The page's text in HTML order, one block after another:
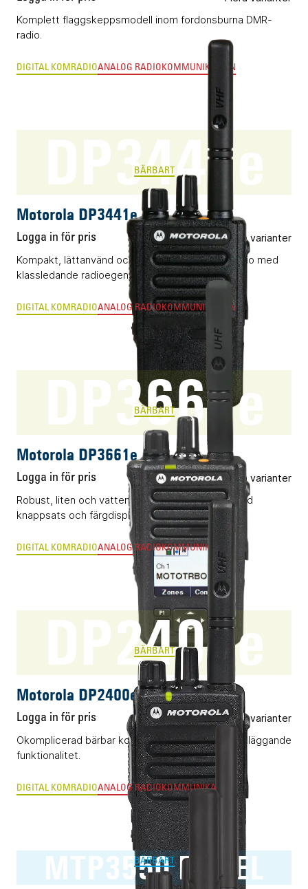
Komplett flaggskeppsmodell inom fordonsburna DMR-
radio.
DIGITAL KOMRADIOANALOG RADIOKOMMUNIKATION
DP3441e
BÄRBART
Motorola DP3441e
Logga in för pris Flera varianter
Kompakt, lättanvänd och vattentät DMR-komradio med
klassledande radioegenskaper och byggkvalitet.
DIGITAL KOMRADIOANALOG RADIOKOMMUNIKATION
DP3661e
BÄRBART
Motorola DP3661e
Logga in för pris Flera varianter
Robust, liten och vattentålig komradio (DMR) med
knappsats och färgdisplay.
DIGITAL KOMRADIOANALOG RADIOKOMMUNIKATION
DP2400e
BÄRBART
Motorola DP2400e
Logga in för pris Flera varianter
Okomplicerad bärbar komradio (DMR) med grundläggande
funktionalitet.
DIGITAL KOMRADIOANALOG RADIOKOMMUNIKATION
MTP3550 RAKEL
BÄRBART